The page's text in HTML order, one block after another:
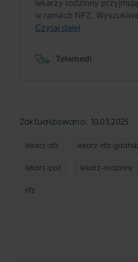
Zaktualizowano: 10.03.2025
lekarz-nfz lekarz-nfz-gdańsk
lekarz-poz lekarz-rodzinny
nfz